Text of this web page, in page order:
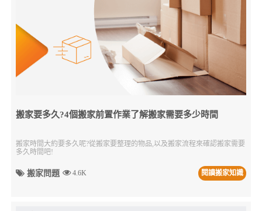
搬家要多久?4個搬家前置作業了解搬家需要多少時間
搬家時間大約要多久呢?從搬家要整理的物品,以及搬家流程來確認搬家需要
多久時間吧!
搬家問題 4.6K 閱讀搬家知識